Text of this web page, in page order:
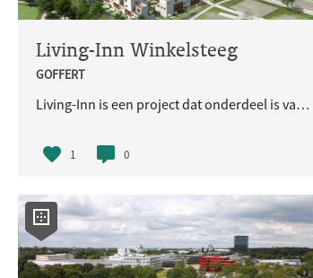
Living-Inn Winkelsteeg
GOFFERT
Living-Inn is een project dat onderdeel is van gebiedsontwikkeling Winkelsteeg.
1 0